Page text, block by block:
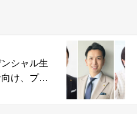
ンシャル生
け、プロ